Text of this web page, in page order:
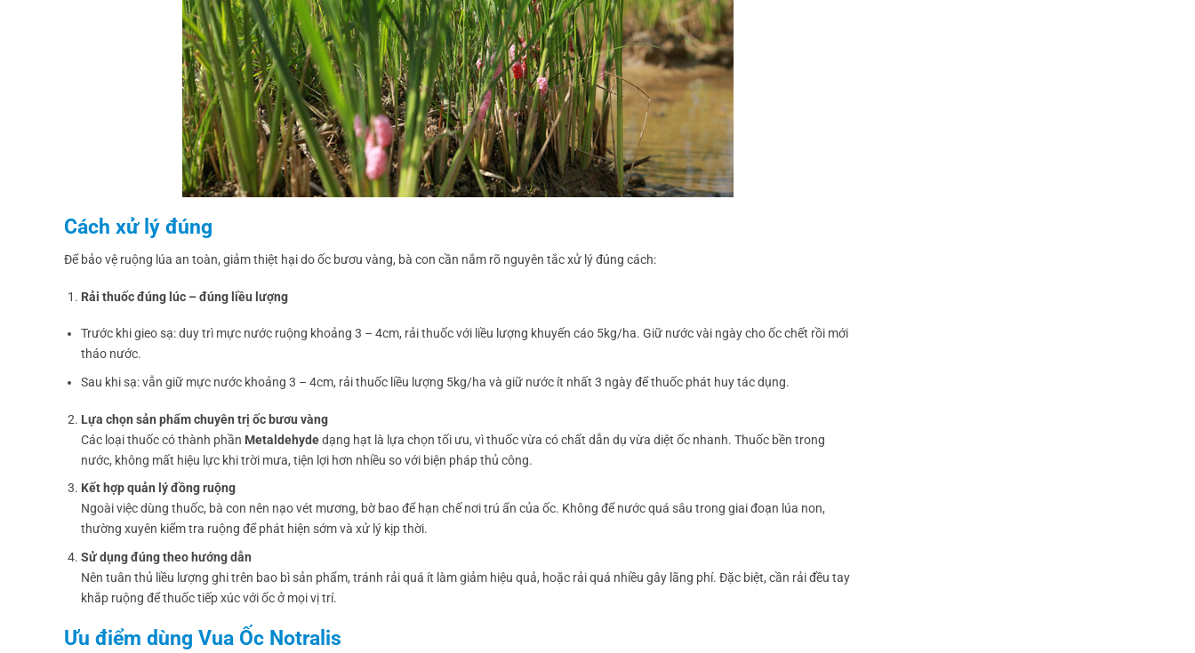
Cách xử lý đúng
Để bảo vệ ruộng lúa an toàn, giảm thiệt hại do ốc bươu vàng, bà con cần nắm rõ nguyên tắc xử lý đúng cách:
Rải thuốc đúng lúc – đúng liều lượng
Trước khi gieo sạ: duy trì mực nước ruộng khoảng 3 – 4cm, rải thuốc với liều lượng khuyến cáo 5kg/ha. Giữ nước vài ngày cho ốc chết rồi mới
tháo nước.
Sau khi sạ: vẫn giữ mực nước khoảng 3 – 4cm, rải thuốc liều lượng 5kg/ha và giữ nước ít nhất 3 ngày để thuốc phát huy tác dụng.
Lựa chọn sản phẩm chuyên trị ốc bươu vàng
Các loại thuốc có thành phần Metaldehydedạng hạt là lựa chọn tối ưu, vì thuốc vừa có chất dẫn dụ vừa diệt ốc nhanh. Thuốc bền trong
nước, không mất hiệu lực khi trời mưa, tiện lợi hơn nhiều so với biện pháp thủ công.
Kết hợp quản lý đồng ruộng
Ngoài việc dùng thuốc, bà con nên nạo vét mương, bờ bao để hạn chế nơi trú ẩn của ốc. Không để nước quá sâu trong giai đoạn lúa non,
thường xuyên kiểm tra ruộng để phát hiện sớm và xử lý kịp thời.
Sử dụng đúng theo hướng dẫn
Nên tuân thủ liều lượng ghi trên bao bì sản phẩm, tránh rải quá ít làm giảm hiệu quả, hoặc rải quá nhiều gây lãng phí. Đặc biệt, cần rải đều tay
khắp ruộng để thuốc tiếp xúc với ốc ở mọi vị trí.
Ưu điểm dùng Vua Ốc Notralis